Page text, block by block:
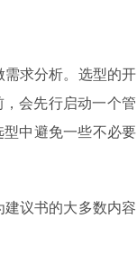
求分析。选型的开
会先行启动一个管
中避免一些不必要
议书的大多数内容